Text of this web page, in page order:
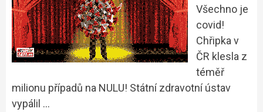
Všechno je
covid!
Chřipka v
ČR klesla z
téměř
milionu případů na NULU! Státní zdravotní ústav
vypálil …